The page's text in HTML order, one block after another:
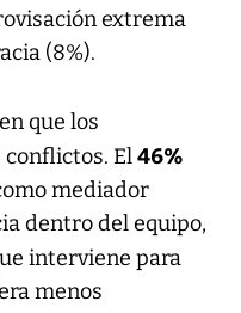
extrema
(8%).
que los
El46%
mediador
dentro del equipo,
interviene para
menos